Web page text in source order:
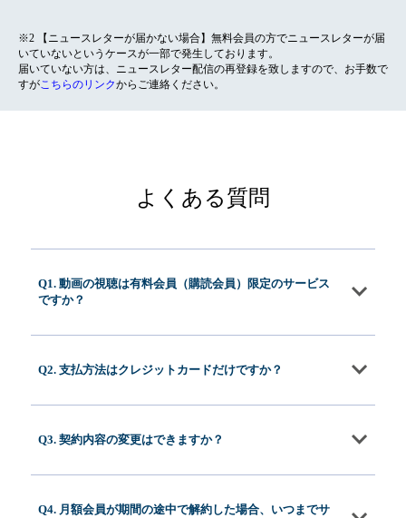
※2 【ニュースレターが届かない場合】無料会員の方でニュースレターが届
いていないというケースが一部で発生しております。
届いていない方は、ニュースレター配信の再登録を致しますので、お手数で
すがこちらのリンクからご連絡ください。
よくある質問
Q1. 動画の視聴は有料会員（購読会員）限定のサービス
ですか？
Q2. 支払方法はクレジットカードだけですか？
Q3. 契約内容の変更はできますか？
Q4. 月額会員が期間の途中で解約した場合、いつまでサ